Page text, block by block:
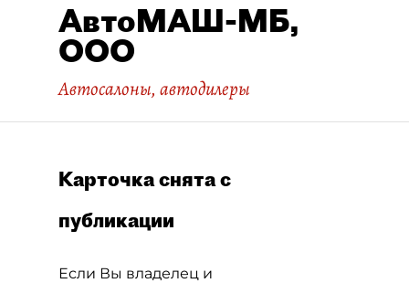
АвтоМАШ-МБ,
ООО
Автосалоны, автодилеры
Карточка снята с
публикации
Если Вы владелец и